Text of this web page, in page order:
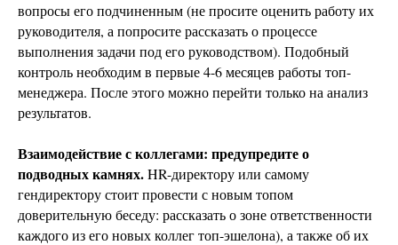
вопросы его подчиненным (не просите оценить работу их
руководителя, а попросите рассказать о процессе
выполнения задачи под его руководством). Подобный
контроль необходим в первые 4-6 месяцев работы топ-
менеджера. После этого можно перейти только на анализ
результатов.
Взаимодействие с коллегами: предупредите о
подводных камнях.HR-директору или самому
гендиректору стоит провести с новым топом
доверительную беседу: рассказать о зоне ответственности
каждого из его новых коллег топ-эшелона), а также об их